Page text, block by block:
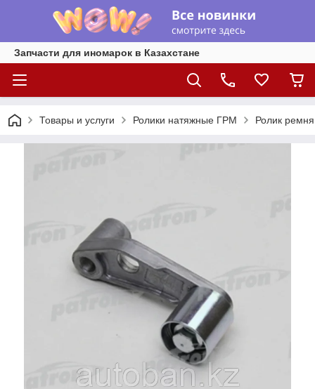
Запчасти для иномарок в Казахстане
Товары и услуги Ролики натяжные ГРМ Ролик